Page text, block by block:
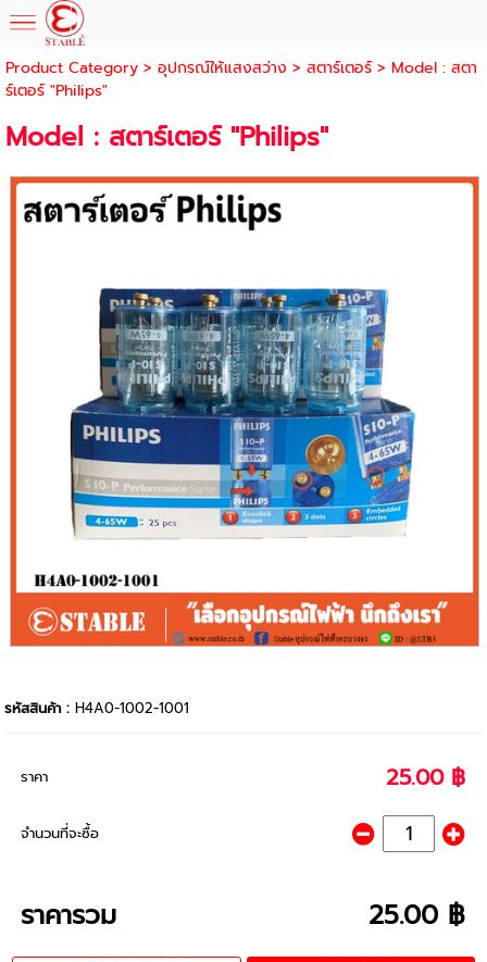
Product Category> อุปกรณ์ให้แสงสว่าง > สตาร์เตอร์> Model : สตา
ร์เตอร์ "Philips"
Model : สตาร์เตอร์ "Philips"
รหัสสินค้า :H4A0-1002-1001
ราคา 25.00 ฿
จำนวนที่จะซื้อ
ราคารวม 25.00 ฿